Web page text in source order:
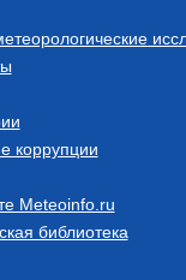
коррупции
Meteoinfo.ru
библиотека